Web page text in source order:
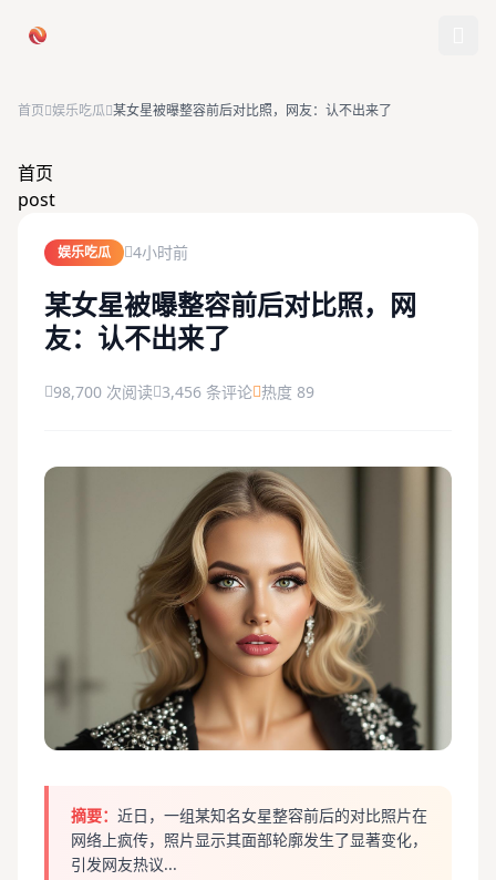
今日爆料
首页 娱乐吃瓜 某女星被曝整容前后对比照，网友：认不出来了
首页
post
娱乐吃瓜 4小时前
某女星被曝整容前后对比照，网
友：认不出来了
98,700 次阅读 3,456 条评论 热度 89
摘要： 近日，一组某知名女星整容前后的对比照片在
网络上疯传，照片显示其面部轮廓发生了显著变化，
引发网友热议...